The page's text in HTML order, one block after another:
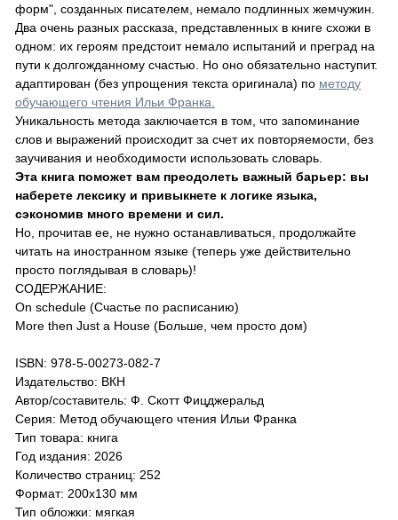
форм", созданных писателем, немало подлинных жемчужин.
Два очень разных рассказа, представленных в книге схожи в
одном: их героям предстоит немало испытаний и преград на
пути к долгожданному счастью. Но оно обязательно наступит.
адаптирован (без упрощения текста оригинала) по методу
обучающего чтения Ильи Франка.
Уникальность метода заключается в том, что запоминание
слов и выражений происходит за счет их повторяемости, без
заучивания и необходимости использовать словарь.
Эта книга поможет вам преодолеть важный барьер: вы
наберете лексику и привыкнете к логике языка,
сэкономив много времени и сил.
Но, прочитав ее, не нужно останавливаться, продолжайте
читать на иностранном языке (теперь уже действительно
просто поглядывая в словарь)!
СОДЕРЖАНИЕ:
On schedule (Счастье по расписанию)
More then Just a House (Больше, чем просто дом)
ISBN: 978-5-00273-082-7
Издательство: ВКН
Автор/составитель: Ф. Скотт Фицджеральд
Серия: Метод обучающего чтения Ильи Франка
Тип товара: книга
Год издания: 2026
Количество страниц: 252
Формат: 200х130 мм
Тип обложки: мягкая